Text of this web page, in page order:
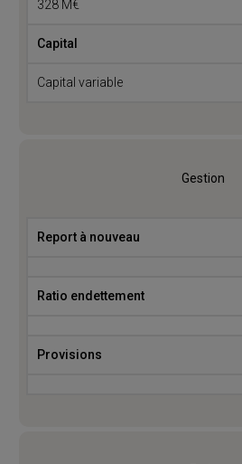
328 M€
Capital
Capital variable
Gestion
Report à nouveau
Ratio endettement
Provisions